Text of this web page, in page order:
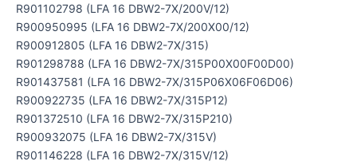
R901102798 (LFA 16 DBW2-7X/200V/12)
R900950995 (LFA 16 DBW2-7X/200X00/12)
R900912805 (LFA 16 DBW2-7X/315)
R901298788 (LFA 16 DBW2-7X/315P00X00F00D00)
R901437581 (LFA 16 DBW2-7X/315P06X06F06D06)
R900922735 (LFA 16 DBW2-7X/315P12)
R901372510 (LFA 16 DBW2-7X/315P210)
R900932075 (LFA 16 DBW2-7X/315V)
R901146228 (LFA 16 DBW2-7X/315V/12)